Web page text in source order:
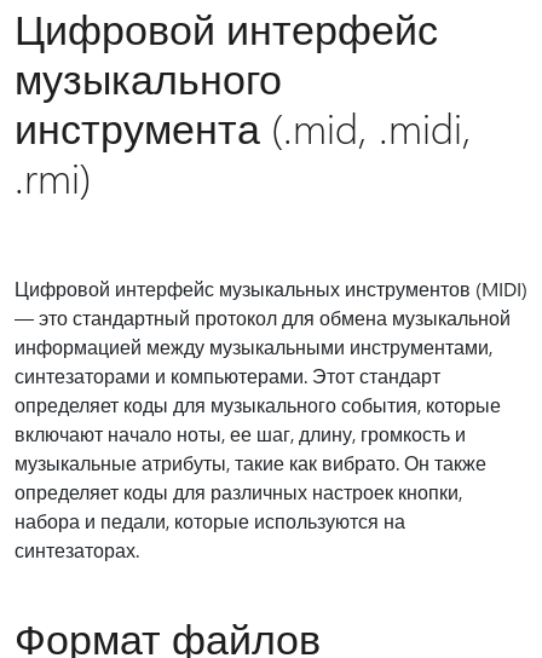
Цифровой интерфейс
музыкального
инструмента (.mid, .midi,
.rmi)
Цифровой интерфейс музыкальных инструментов (MIDI)
— это стандартный протокол для обмена музыкальной
информацией между музыкальными инструментами,
синтезаторами и компьютерами. Этот стандарт
определяет коды для музыкального события, которые
включают начало ноты, ее шаг, длину, громкость и
музыкальные атрибуты, такие как вибрато. Он также
определяет коды для различных настроек кнопки,
набора и педали, которые используются на
синтезаторах.
Формат файлов